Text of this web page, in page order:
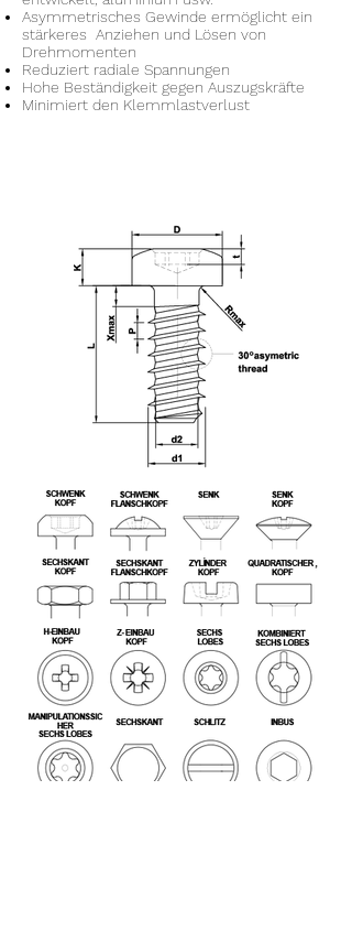
Asymmetrisches Gewinde ermöglicht ein
stärkeres Anziehen und Lösen von
Drehmomenten
Reduziert radiale Spannungen
Hohe Beständigkeit gegen Auszugskräfte
Minimiert den Klemmlastverlust